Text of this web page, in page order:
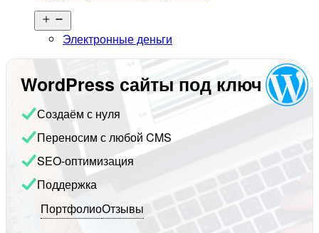
меню
Электронные деньги
WordPress сайты под ключ
Создаём с нуля
Переносим с любой CMS
SEO-оптимизация
Поддержка
ПортфолиоОтзывы